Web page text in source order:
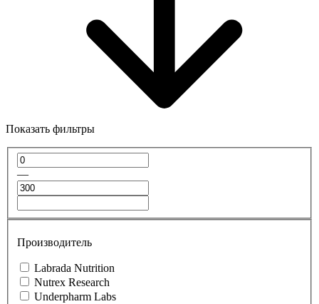
Показать фильтры
—
Производитель
Labrada Nutrition
Nutrex Research
Underpharm Labs